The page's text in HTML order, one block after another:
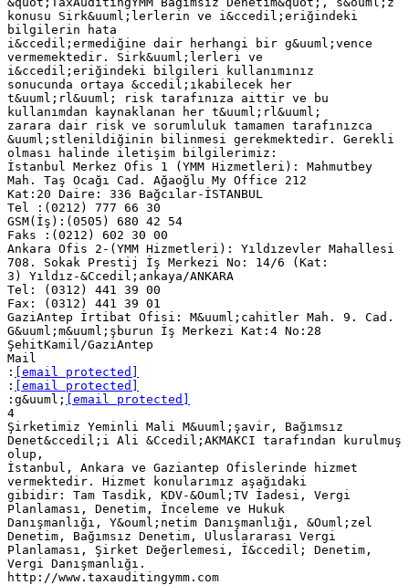
konusu Sirk&uuml;lerlerin ve i&ccedil;eriğindeki
bilgilerin hata
i&ccedil;ermediğine dair herhangi bir g&uuml;vence
vermemektedir. Sirk&uuml;lerleri ve
i&ccedil;eriğindeki bilgileri kullanımınız
sonucunda ortaya &ccedil;ıkabilecek her
t&uuml;rl&uuml; risk tarafınıza aittir ve bu
kullanımdan kaynaklanan her t&uuml;rl&uuml;
zarara dair risk ve sorumluluk tamamen tarafınızca
&uuml;stlenildiğinin bilinmesi gerekmektedir. Gerekli
olması halinde iletişim bilgilerimiz:
İstanbul Merkez Ofis 1 (YMM Hizmetleri): Mahmutbey
Mah. Taş Ocağı Cad. Ağaoğlu My Office 212
Kat:20 Daire: 336 Bağcılar-İSTANBUL
Tel :(0212) 777 66 30
GSM(İş):(0505) 680 42 54
Faks :(0212) 602 30 00
Ankara Ofis 2-(YMM Hizmetleri): Yıldızevler Mahallesi
708. Sokak Prestij İş Merkezi No: 14/6 (Kat:
3) Yıldız-&Ccedil;ankaya/ANKARA
Tel: (0312) 441 39 00
Fax: (0312) 441 39 01
GaziAntep İrtibat Ofisi: M&uuml;cahitler Mah. 9. Cad.
G&uuml;m&uuml;şburun İş Merkezi Kat:4 No:28
ŞehitKamil/GaziAntep
Mail
:
[email protected]
:
[email protected]
:g&uuml;
[email protected]
4
Şirketimiz Yeminli Mali M&uuml;şavir, Bağımsız
Denet&ccedil;i Ali &Ccedil;AKMAKCI tarafından kurulmuş
olup,
İstanbul, Ankara ve Gaziantep Ofislerinde hizmet
vermektedir. Hizmet konularımız aşağıdaki
gibidir: Tam Tasdik, KDV-&Ouml;TV İadesi, Vergi
Planlaması, Denetim, İnceleme ve Hukuk
Danışmanlığı, Y&ouml;netim Danışmanlığı, &Ouml;zel
Denetim, Bağımsız Denetim, Uluslararası Vergi
Planlaması, Şirket Değerlemesi, İ&ccedil; Denetim,
Vergi Danışmanlığı.
http://www.taxauditingymm.com